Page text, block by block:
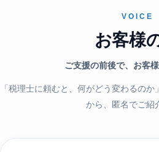
VOICE
お客様
ご支援の前後で、お客
「税理士に頼むと、何がどう変わるの
から、匿名でご紹